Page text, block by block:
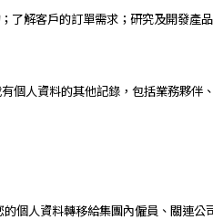
了解客戶的訂單需求；研究及開發產
個人資料的其他記錄，包括業務夥伴
個人資料轉移給集團內僱員、關連公